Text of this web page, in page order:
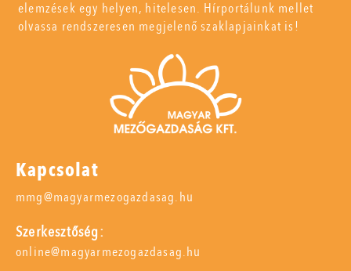
elemzések egy helyen, hitelesen. Hírportálunk mellet
olvassa rendszeresen megjelenő szaklapjainkat is!
Kapcsolat
mmg@magyarmezogazdasag.hu
Szerkesztőség:
online@magyarmezogazdasag.hu